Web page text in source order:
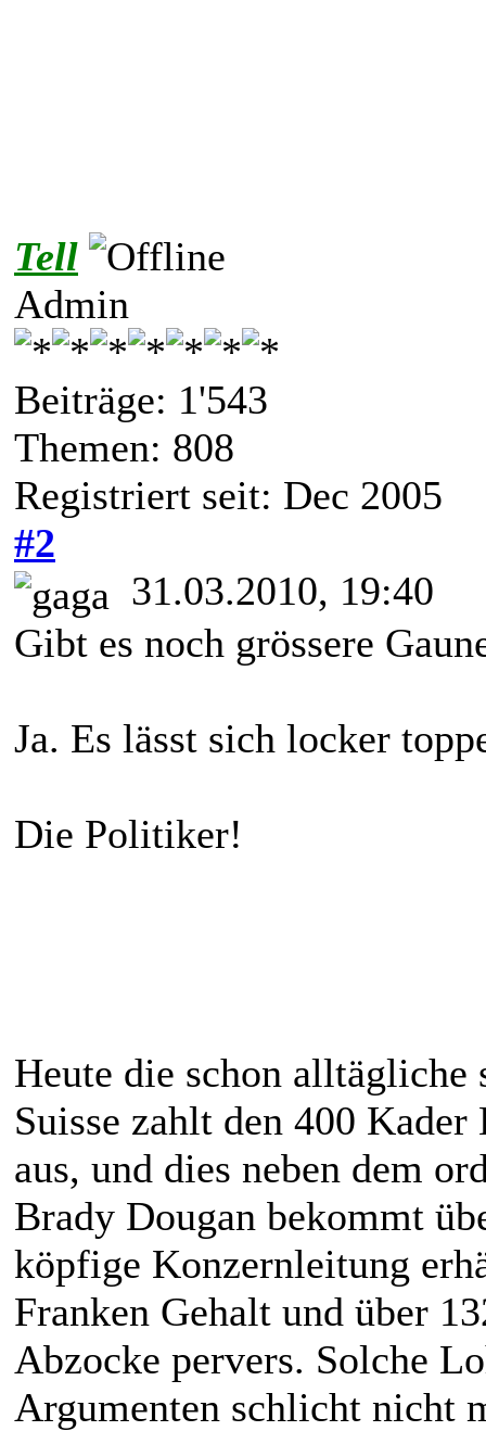
Tell
Admin
Beiträge: 1'543
Themen: 808
Registriert seit: Dec 2005
#2
31.03.2010, 19:40
Gibt es noch grössere
Ja. Es lässt sich locker
Die Politiker!
Heute die schon alltägliche
Suisse zahlt den 400
aus, und dies neben dem
Brady Dougan bekommt
köpfige Konzernleitung
Franken Gehalt und über
Abzocke pervers. Solche
Argumenten schlicht nicht